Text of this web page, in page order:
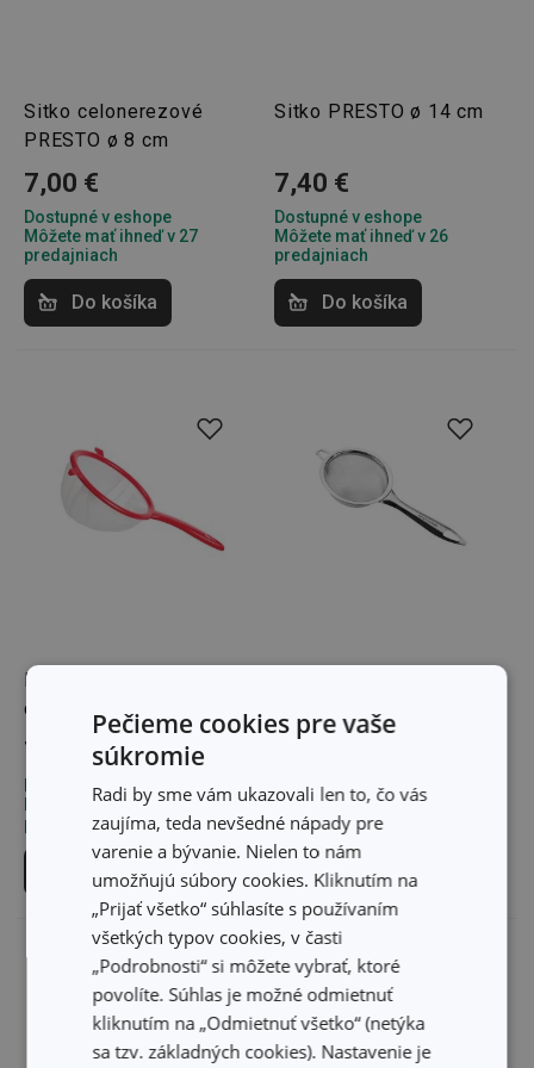
Sitko celonerezové
PRESTO ø 8 cm
7,00 €
Dostupné v eshope
Môžete mať ihneď v 27
predajniach
Do košíka
Sitko PRESTO ø 14 cm
7,40 €
Dostupné v eshope
Môžete mať ihneď v 26
predajniach
Do košíka
Extra jemné sitko na
cedenie PRESTO ø 17 cm
7,80 €
Dostupné v eshope
Môžete mať ihneď v 29
predajniach
Do košíka
PRESTO ø 10 cm
Dostupné v eshope
Môžete mať ihneď v 24
predajniach
Do košíka
Pečieme cookies pre vaše
súkromie
Radi by sme vám ukazovali len to, čo vás
zaujíma, teda nevšedné nápady pre
varenie a bývanie. Nielen to nám
umožňujú súbory cookies. Kliknutím na
„Prijať všetko“ súhlasíte s používaním
všetkých typov cookies, v časti
„Podrobnosti“ si môžete vybrať, ktoré
povolíte. Súhlas je možné odmietnuť
kliknutím na „Odmietnuť všetko“ (netýka
sa tzv. základných cookies). Nastavenie je